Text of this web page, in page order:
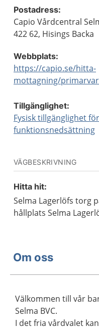
Postadress:
Capio Vårdcentral
422 62, Hisings Backa
Webbplats:
https://capio.se/hitta-
mottagning/
Tillgänglighet:
Fysisk tillgänglighet
funktionsnedsättning
VÄGBESKRIVNING
Hitta hit:
Selma Lagerlöfs torg
hållplats Selma
Om oss
Välkommen till vår
Selma BVC.
I det fria vårdvalet